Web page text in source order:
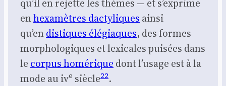
qu’il en rejette les thèmes — et s’ex­prime
enhexa­mètres dac­ty­liques ain­si
qu’endis­tiques élé­giaques, des formes
mor­pho­lo­giques et lexi­cales pui­sées dans
le cor­pus homé­rique dont l’u­sage est à la
mode au ive siècle22.